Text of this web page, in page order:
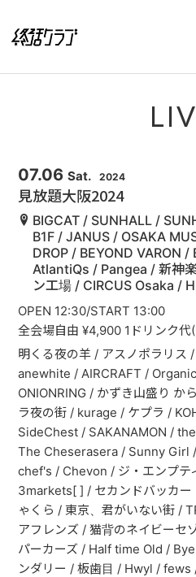
1stFullAlbum『終活の
2ndFullAlbum『終活の
LIVE
終活商店
07.06 Sat. 2024
見放題大阪2024
BIGCAT / SUNHALL /
B1F / JANUS / OSAKA
DROP / BEYOND VARON
AtlantiQs / Pangea / 新神
ン工場 / CIRCUS Osaka /
OPEN 12:30/START 13:00
全会場自由 ¥4,900 1ドリンク代
明くる夜の羊 / アスノポラリス
anewhite / AIRCRAFT /
ONIONRING / かずき山盛り か
ラ夜の街 / kurage / ケプラ /
SideChest / SAKANAMON /
The Cheserasera / Sunny Girl
chef's / Chevon / ジ・エンプテ
3markets[ ] / セカンドバッカー
ゃくら / 東京、君がいない街 /
アフレンズ / 猫背のネイビーセ
パーカーズ / Half time Old /
ンダリー / 板⻭目 / Hwyl / fews